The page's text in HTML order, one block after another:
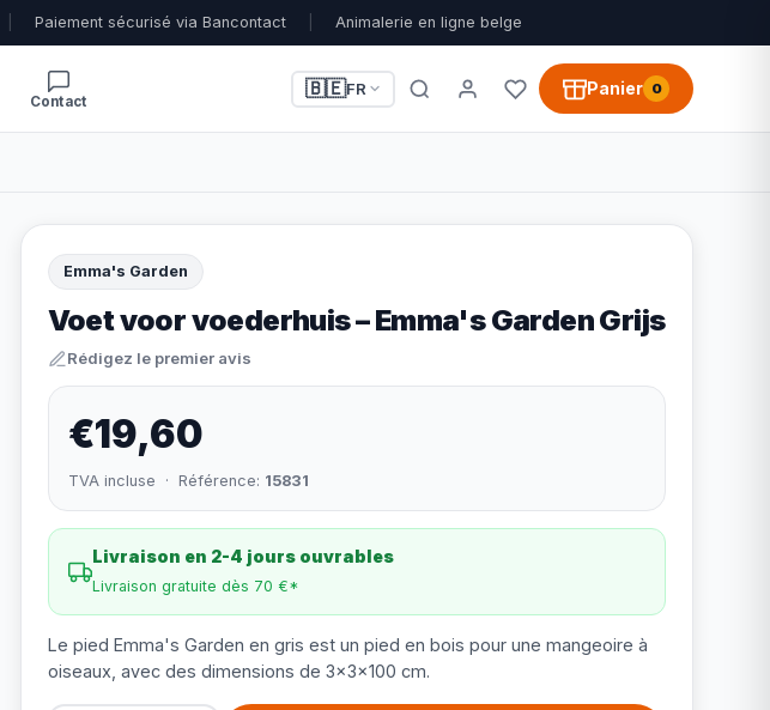
Paiement sécurisé via Bancontact Animalerie en ligne belge
Contact
🇧🇪FR Panier 0
Emma's Garden
Voet voor voederhuis – Emma's Garden Grijs
Rédigez le premier avis
€19,60
TVA incluse · Référence: 15831
Livraison en 2-4 jours ouvrables
Livraison gratuite dès 70 €*
Le pied Emma's Garden en gris est un pied en bois pour une mangeoire à
oiseaux, avec des dimensions de 3x3x100 cm.